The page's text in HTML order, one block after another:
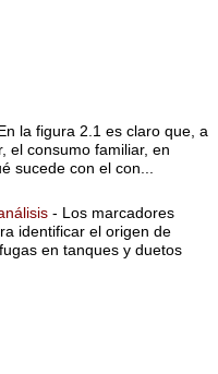
la figura 2.1 es claro que, a
el consumo familiar, en
sucede con el con...
- Los marcadores
identificar el origen de
en tanques y duetos